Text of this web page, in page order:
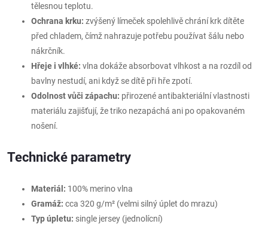
tělesnou teplotu.
Ochrana krku: zvýšený límeček spolehlivě chrání krk dítěte
před chladem, čímž nahrazuje potřebu používat šálu nebo
nákrčník.
Hřeje i vlhké: vlna dokáže absorbovat vlhkost a na rozdíl od
bavlny nestudí, ani když se dítě při hře zpotí.
Odolnost vůči zápachu: přirozené antibakteriální vlastnosti
materiálu zajišťují, že triko nezapáchá ani po opakovaném
nošení.
Technické parametry
Materiál: 100% merino vlna
Gramáž: cca 320 g/m² (velmi silný úplet do mrazu)
Typ úpletu: single jersey (jednolícní)